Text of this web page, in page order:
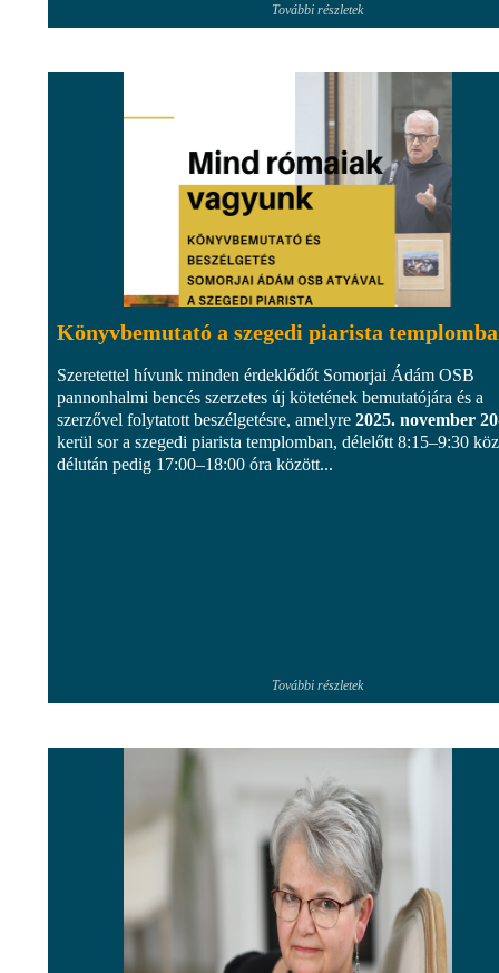
További részletek
Könyvbemutató a szegedi piarista
Szeretettel hívunk minden érdeklődőt Somorjai Ádám OSB
pannonhalmi bencés szerzetes új kötetének bemutatójára és a
szerzővel folytatott beszélgetésre, amelyre 2025. november
kerül sor a szegedi piarista templomban, délelőtt 8:15–9:30
délután pedig 17:00–18:00 óra között...
További részletek